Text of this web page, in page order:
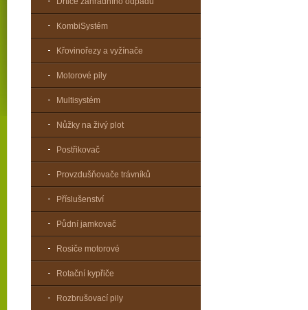
KombiSystém
Křovinořezy a vyžínače
Motorové pily
Multisystém
Nůžky na živý plot
Postřikovač
Provzdušňovače trávníků
Příslušenství
Půdní jamkovač
Rosiče motorové
Rotační kypřiče
Rozbrušovací pily